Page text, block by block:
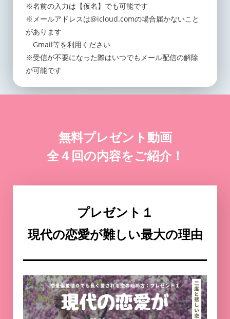
※名前の入力は【仮名】でも可能です
※メールアドレスは@icloud.comの場合届かないこと
があります
Gmail等を利用ください
※受信が不要になった際はいつでもメール配信の解除
が可能です
無料プレゼント動画
全４回の内容をご紹介！
プレゼント１
現代の恋愛が難しい最大の理由